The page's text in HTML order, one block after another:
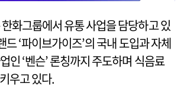
화그룹에서 유통 사업을 담당하고 있
드 ‘파이브가이즈’의 국내 도입과 자체
인 ‘벤슨’ 론칭까지 주도하며 식음료
우고 있다.